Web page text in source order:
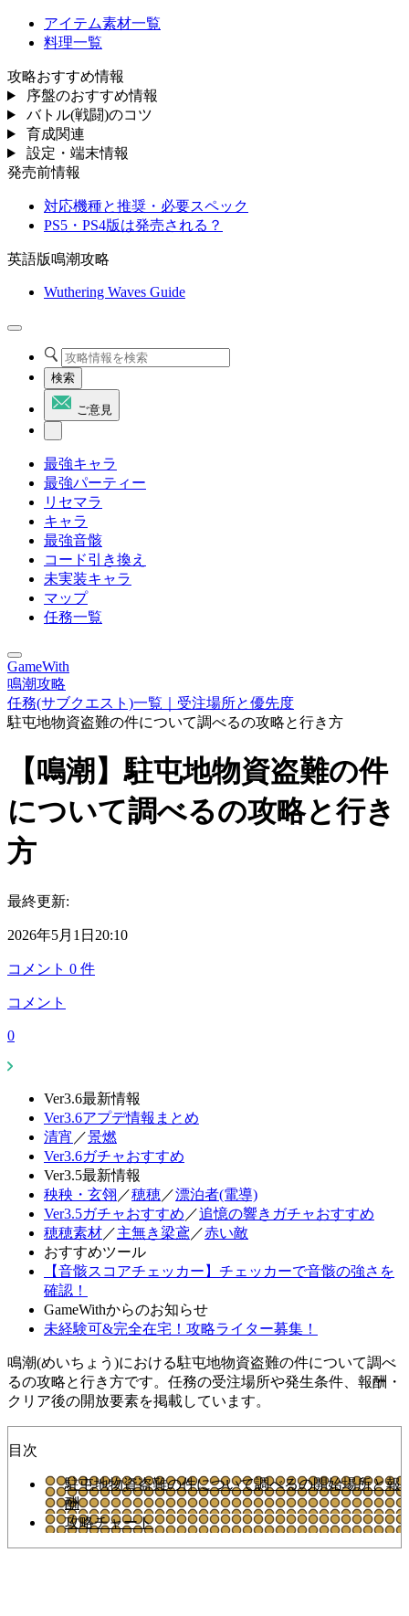
アイテム素材一覧
料理一覧
攻略おすすめ情報
序盤のおすすめ情報
バトル(戦闘)のコツ
育成関連
設定・端末情報
発売前情報
対応機種と推奨・必要スペック
PS5・PS4版は発売される？
英語版鳴潮攻略
Wuthering Waves Guide
検索
ご意見
最強キャラ
最強パーティー
リセマラ
キャラ
最強音骸
コード引き換え
未実装キャラ
マップ
任務一覧
GameWith
鳴潮攻略
任務(サブクエスト)一覧｜受注場所と優先度
駐屯地物資盗難の件について調べるの攻略と行き方
【鳴潮】駐屯地物資盗難の件
について調べるの攻略と行き
方
最終更新:
2026年5月1日20:10
コメント 0 件
コメント
0
Ver3.6最新情報
Ver3.6アプデ情報まとめ
清宵 ／景燃
Ver3.6ガチャおすすめ
Ver3.5最新情報
秧秧・玄翎 ／穂穂／漂泊者(電導)
Ver3.5ガチャおすすめ ／追憶の響きガチャおすすめ
穂穂素材／主無き梁鳶 ／赤い敵
おすすめツール
【音骸スコアチェッカー】チェッカーで音骸の強さを
確認！
GameWithからのお知らせ
未経験可&完全在宅！攻略ライター募集！
鳴潮(めいちょう)における駐屯地物資盗難の件について調べ
るの攻略と行き方です。任務の受注場所や発生条件、報酬・
クリア後の開放要素を掲載しています。
目次
駐屯地物資盗難の件について調べるの開始場所と報
酬
攻略チャート